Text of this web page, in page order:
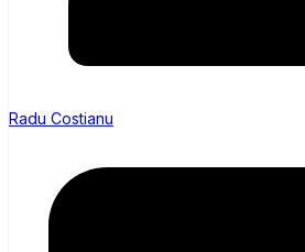
Radu Costianu